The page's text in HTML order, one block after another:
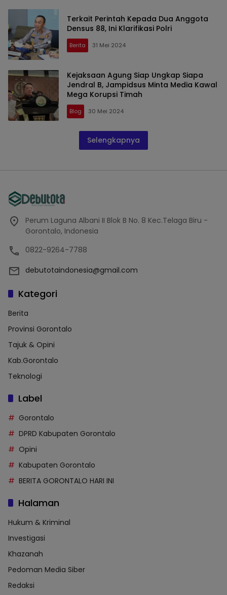
Terkait Perintah Kepada Dua Anggota
Densus 88, Ini Klarifikasi Polri
Berita 31 Mei 2024
Kejaksaan Agung Siap Ungkap Siapa
Jendral B, Jampidsus Minta Media Kawal
Mega Korupsi Timah
Blog 30 Mei 2024
Selengkapnya
Perum Laguna Albani II Blok B No. 8 Kec.Telaga Biru -
Gorontalo, Indonesia
0822-9264-7788
debutotaindonesia@gmail.com
Kategori
Berita
Provinsi Gorontalo
Tajuk & Opini
Kab.Gorontalo
Teknologi
Label
Gorontalo
DPRD Kabupaten Gorontalo
Opini
Kabupaten Gorontalo
BERITA GORONTALO HARI INI
Halaman
Hukum & Kriminal
Investigasi
Khazanah
Pedoman Media Siber
Redaksi